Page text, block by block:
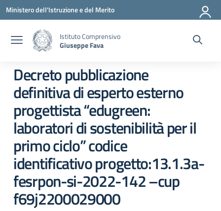
Vai ai contenuti
Vai al menu di navigazione
Vai al footer
Ministero dell'Istruzione e del Merito
Istituto Comprensivo
Giuseppe Fava
Decreto pubblicazione
definitiva di esperto esterno
progettista “edugreen:
laboratori di sostenibilità per il
primo ciclo” codice
identificativo progetto:13.1.3a-
fesrpon-si-2022-142 –cup
f69j2200029000